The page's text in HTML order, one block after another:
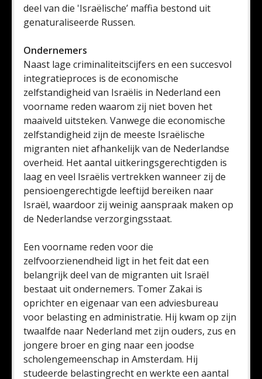
deel van die 'Israëlische’ maffia bestond uit
genaturaliseerde Russen.
Ondernemers
Naast lage criminaliteitscijfers en een succesvol
integratieproces is de economische
zelfstandigheid van Israëlis in Nederland een
voorname reden waarom zij niet boven het
maaiveld uitsteken. Vanwege die economische
zelfstandigheid zijn de meeste Israëlische
migranten niet afhankelijk van de Nederlandse
overheid. Het aantal uitkeringsgerechtigden is
laag en veel Israëlis vertrekken wanneer zij de
pensioengerechtigde leeftijd bereiken naar
Israël, waardoor zij weinig aanspraak maken op
de Nederlandse verzorgingsstaat.
Een voorname reden voor die
zelfvoorzienendheid ligt in het feit dat een
belangrijk deel van de migranten uit Israël
bestaat uit ondernemers. Tomer Zakai is
oprichter en eigenaar van een adviesbureau
voor belasting en administratie. Hij kwam op zijn
twaalfde naar Nederland met zijn ouders, zus en
jongere broer en ging naar een joodse
scholengemeenschap in Amsterdam. Hij
studeerde belastingrecht en werkte een aantal